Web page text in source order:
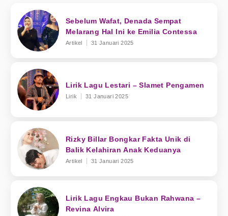
Sebelum Wafat, Denada Sempat
Melarang Hal Ini ke Emilia Contessa
Artikel 31 Januari 2025
Lirik Lagu Lestari – Slamet Pengamen
Lirik 31 Januari 2025
Rizky Billar Bongkar Fakta Unik di
Balik Kelahiran Anak Keduanya
Artikel 31 Januari 2025
Lirik Lagu Engkau Bukan Rahwana –
Revina Alvira